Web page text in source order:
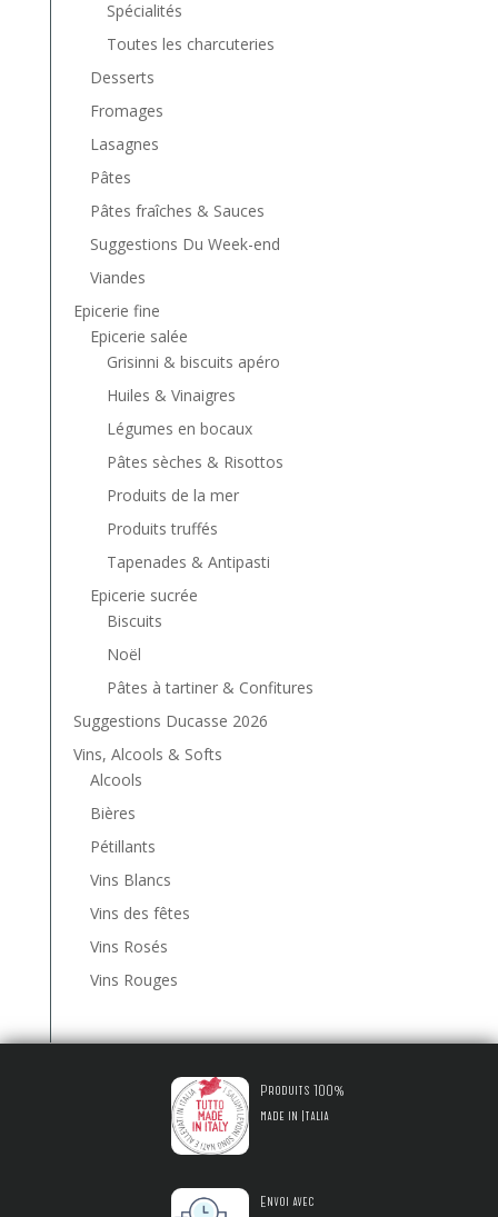
Spécialités
Toutes les charcuteries
Desserts
Fromages
Lasagnes
Pâtes
Pâtes fraîches & Sauces
Suggestions Du Week-end
Viandes
Epicerie fine
Epicerie salée
Grisinni & biscuits apéro
Huiles & Vinaigres
Légumes en bocaux
Pâtes sèches & Risottos
Produits de la mer
Produits truffés
Tapenades & Antipasti
Epicerie sucrée
Biscuits
Noël
Pâtes à tartiner & Confitures
Suggestions Ducasse 2026
Vins, Alcools & Softs
Alcools
Bières
Pétillants
Vins Blancs
Vins des fêtes
Vins Rosés
Vins Rouges
Produits 100%
made in Italia
Envoi avec